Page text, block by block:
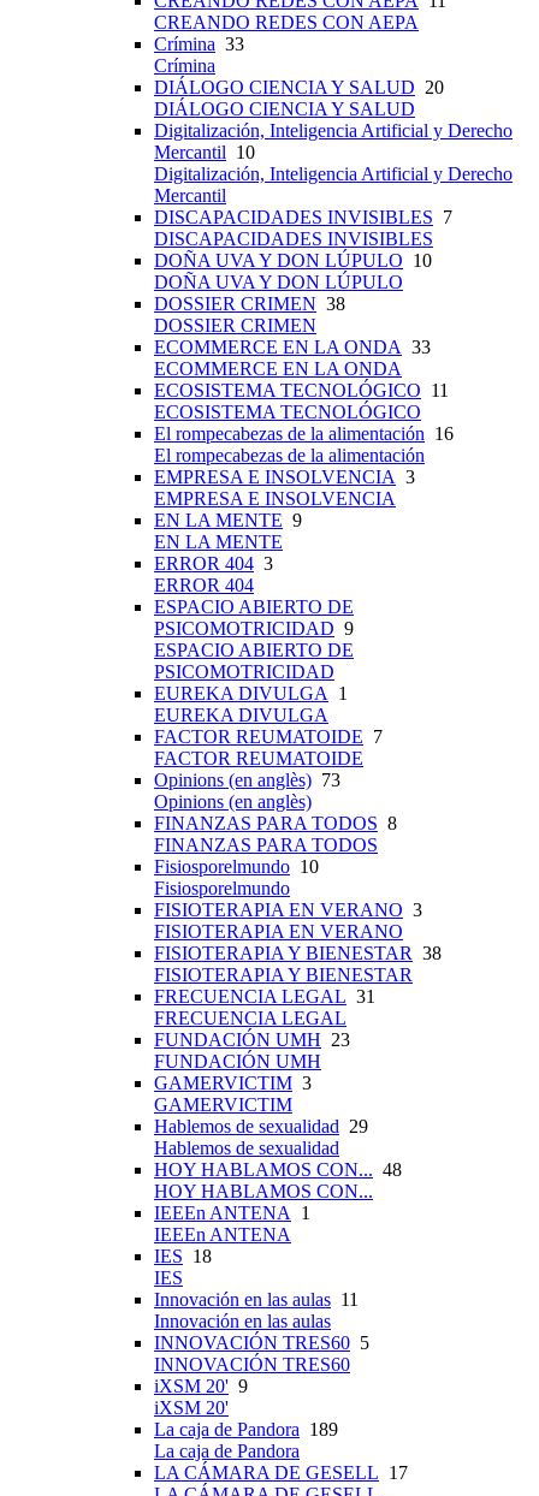
CREANDO REDES CON AEPA
Crímina 33
Crímina
DIÁLOGO CIENCIA Y SALUD 20
DIÁLOGO CIENCIA Y SALUD
Digitalización, Inteligencia Artificial y Derecho
Mercantil 10
Digitalización, Inteligencia Artificial y Derecho
Mercantil
DISCAPACIDADES INVISIBLES 7
DISCAPACIDADES INVISIBLES
DOÑA UVA Y DON LÚPULO 10
DOÑA UVA Y DON LÚPULO
DOSSIER CRIMEN 38
DOSSIER CRIMEN
ECOMMERCE EN LA ONDA 33
ECOMMERCE EN LA ONDA
ECOSISTEMA TECNOLÓGICO 11
ECOSISTEMA TECNOLÓGICO
El rompecabezas de la alimentación 16
El rompecabezas de la alimentación
EMPRESA E INSOLVENCIA 3
EMPRESA E INSOLVENCIA
EN LA MENTE 9
EN LA MENTE
ERROR 404 3
ERROR 404
ESPACIO ABIERTO DE
PSICOMOTRICIDAD 9
ESPACIO ABIERTO DE
PSICOMOTRICIDAD
EUREKA DIVULGA
1
EUREKA DIVULGA
FACTOR REUMATOIDE 7
FACTOR REUMATOIDE
Opinions (en anglès) 73
Opinions (en anglès)
FINANZAS PARA TODOS 8
FINANZAS PARA TODOS
Fisiosporelmundo 10
Fisiosporelmundo
FISIOTERAPIA EN VERANO 3
FISIOTERAPIA EN VERANO
FISIOTERAPIA Y BIENESTAR 38
FISIOTERAPIA Y BIENESTAR
FRECUENCIA LEGAL 31
FRECUENCIA LEGAL
FUNDACIÓN UMH 23
FUNDACIÓN UMH
GAMERVICTIM 3
GAMERVICTIM
Hablemos de sexualidad 29
Hablemos de sexualidad
HOY HABLAMOS CON... 48
HOY HABLAMOS CON...
IEEEn ANTENA
1
IEEEn ANTENA
IES 18
IES
Innovación en las aulas 11
Innovación en las aulas
INNOVACIÓN TRES60 5
INNOVACIÓN TRES60
iXSM 20' 9
iXSM 20'
La caja de Pandora 189
La caja de Pandora
LA CÁMARA DE GESELL 17